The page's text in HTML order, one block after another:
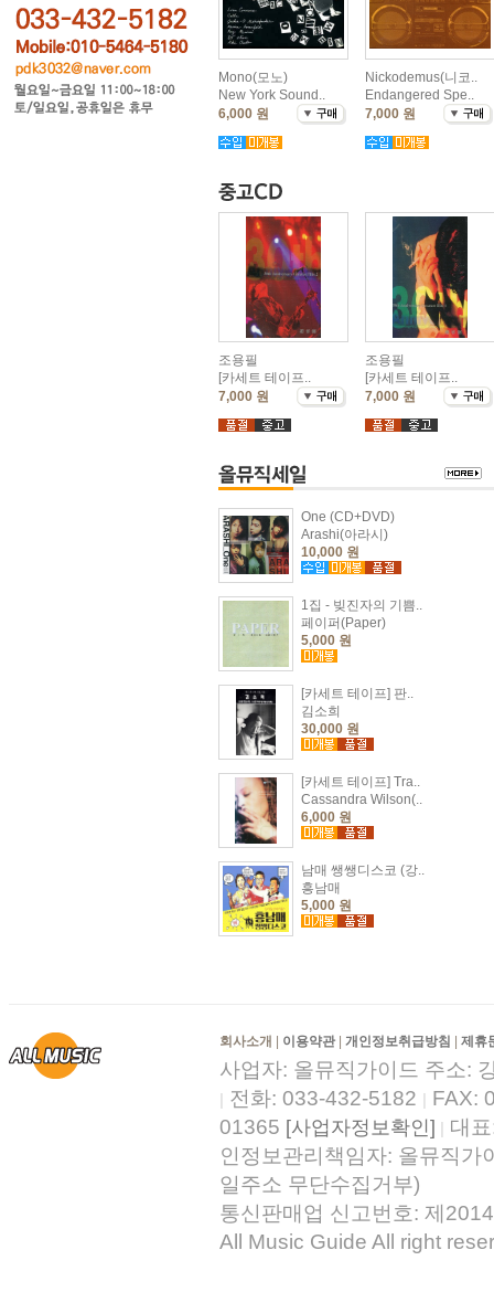
Mono(모노)
New York Sound..
6,000 원
Nickodemus(니코..
Endangered Spe..
7,000 원
조용필
[카세트 테이프..
7,000 원
조용필
[카세트 테이프..
7,000 원
One (CD+DVD)
Arashi(아라시)
10,000 원
1집 - 빚진자의 기쁨..
페이퍼(Paper)
5,000 원
[카세트 테이프] 판..
김소희
30,000 원
[카세트 테이프] Tra..
Cassandra Wilson(..
6,000 원
남매 쌩쌩디스코 (강..
흥남매
5,000 원
회사소개 이용약관 개인정보취급방침 제휴
사업자: 올뮤직가이드 주소:
전화: 033-432-5182
FAX:
01365 [사업자정보확인]
대
인정보관리책임자: 올뮤직
일주소 무단수집거부)
통신판매업 신고번호: 제
All Music Guide All right